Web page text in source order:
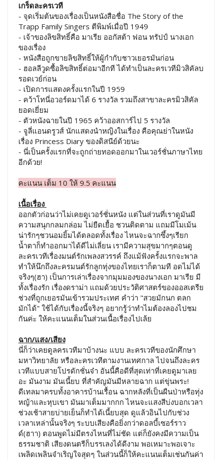
เกร็ดละครเวที
- จุดเริ่มต้นของเรื่องเป็นหนังสือชื่อ The Story of the
Trapp Family Singers ตีพิมพ์เมื่อปี 1949
- เจ้าของลิขสิทธิ์คือ มาเรีย ออกัสต้า ฟอน ทรัปป์ นางเอก
ของเรื่อง
- หนังสือถูกขายลิขสิทธิ์ให้ผู้กำกับชาวเยอรมันก่อน
- ฮอลลีวูดซื้อลิขสิทธิ์ต่อมาอีกที ได้ทำเป็นละครเวทีมิวสิคัลบ
รอดเวย์ก่อน
- เปิดการแสดงครั้งแรกในปี 1959
- คว้าโทนี่อวอร์ดมาได้ 6 รางวัล รวมถึงสาขาละครมิวสิคัล
ยอดเยี่ยม
- ตัวหนังฉายในปี 1965 คว้าออสการ์ไป 5 รางวัล
- จูลี่แอนดรูวส์ นักแสดงนำหญิงในเรื่อง คือคุณย่าในหนัง
เรื่อง Princess Diary ของดิสนีย์ด้วยนะ
- นี่เป็นครั้งแรกที่จะถูกถ่ายทอดออกมาในเวอร์ชั่นภาษาไทย
อีกด้วย!
คะแนน เต็ม 10 ให้ 9.5 คะแนน
เนื้อเรื่อง
ออกตัวก่อนว่าไม่เคยดูเวอร์ชั่นหนัง แต่ในส่วนที่เราดูมันมี
ความสนุกกลมกล่อม ไม่ยืดเยื้อ ชวนติดตาม แถมมีโมเม้น
น่ารักๆชวนอมยิ้มได้ตลอดทั้งเรื่อง ไหนจะฉากซึ้งๆเรียก
น้ำตาก็ทำออกมาได้ดีไม่เลี่ยน เรามีความสุขมากๆตอนดู
ละครเวทีเรื่องมนต์รักเพลงสวรรค์ ถึงแม้ฟังครั้งแรกจะพาล
ทำให้นึกถึงละครมนต์รักลูกทุ่งของไทยเราก็ตามที อดไม่ได้
จริงๆ(ฮา) เป็นการเล่าเรื่องจากมุมมองของนางเอก มาเรีย มี
ทั้งเรื่องรัก เรื่องดราม่า แถมด้วยประวัติศาสตร์ของออสเตรีย
ช่วงที่ถูกเยอรมันเข้ารวมประเทศ คำว่า "สวยมักนก ตลก
มักได้" ใช้ได้กับเรื่องนี้จริงๆ อยากรู้ว่าทำไมต้องลองไปชม
กันค่ะ ให้คะแนนเต็มในส่วนเนื้อเรื่องไปเล้ย
ฉาก/แสง/เสียง
นี่ก็ว่าเคยดูลครเวทีมาบ้างนะ แบบ ละครเวทีของนักศึกษา
มหาวิทยาลัย หรือละครเวทีตามงานเทศกาล ไปจนถึงละคร
เวทีแบบสายโปรดักชั่นจ๋า อันนี้คือดีที่สุดเท่าที่เคยดูมาเลย
อะ มันงาม มันเนี้ยบ ที่สำคัญมันมีหลายฉาก แต่ขุ่นพระ!
ดีเทลมาครบทั้งอาคารบ้านเรื้อน ฉากหลังที่เป็นผืนป่าหรือทุ่ง
หญ้าและหุบเขา มันมาเต็มมากกก ไหนจะแสงสีบ่งบอกเวลา
ช่วงเช้าสายบ่ายเย็นก็ทำได้เนี้ยบสุด ดูแล้วอินไปกับช่วง
เวลาเหล่านั้นจริงๆ ระบบเสียงคือยิ่งกว่าดอลบี้เซอร์ราว
ด์(ฮาา) ตอนพูดไม่มีตรงไหนที่ไม่ชัด แต่ก็ยังคงมีความเป็น
ธรรมชาติ เสียงดนตรีก็บรรเลงได้ดีงาม พอเหมาะพอเจาะ
เพลิดเพลินจำเริญใจสุดๆ ในส่วนนี้ก็ให้คะแนนเต็มเช่นกันค่า